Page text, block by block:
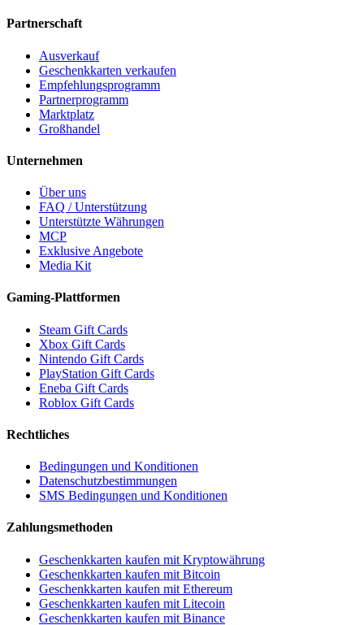
Partnerschaft
Ausverkauf
Geschenkkarten verkaufen
Empfehlungsprogramm
Partnerprogramm
Marktplatz
Großhandel
Unternehmen
Über uns
FAQ / Unterstützung
Unterstützte Währungen
MCP
Exklusive Angebote
Media Kit
Gaming-Plattformen
Steam Gift Cards
Xbox Gift Cards
Nintendo Gift Cards
PlayStation Gift Cards
Eneba Gift Cards
Roblox Gift Cards
Rechtliches
Bedingungen und Konditionen
Datenschutzbestimmungen
SMS Bedingungen und Konditionen
Zahlungsmethoden
Geschenkkarten kaufen mit Kryptowährung
Geschenkkarten kaufen mit Bitcoin
Geschenkkarten kaufen mit Ethereum
Geschenkkarten kaufen mit Litecoin
Geschenkkarten kaufen mit Binance